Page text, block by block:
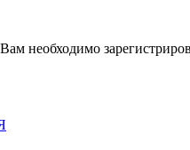
необходимо